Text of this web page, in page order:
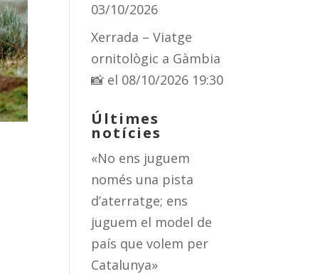
03/10/2026
Xerrada – Viatge
ornitològic a Gàmbia
📸 el 08/10/2026 19:30
Últimes
notícies
«No ens juguem
només una pista
d’aterratge; ens
juguem el model de
país que volem per
Catalunya»